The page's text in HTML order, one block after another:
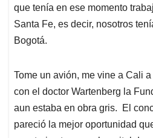
que tenía en ese momento
Santa Fe, es decir, nosotros
Bogotá.
Tome un avión, me vine a Cali
con el doctor Wartenberg la
aun estaba en obra gris. El
pareció la mejor oportunidad